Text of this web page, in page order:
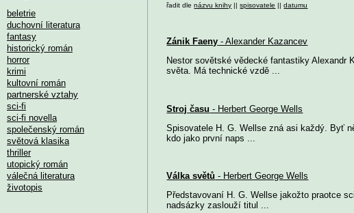
řadit dlenázvu knihy ||spisovatele ||datumu
Zánik Faeny - Alexander Kazancev
Nestor sovětské vědecké fantastiky Alexandr
světa. Má technické vzdě ...
Stroj času - Herbert George Wells
Spisovatele H. G. Wellse zná asi každý. Byť
kdo jako první naps ...
Válka světů - Herbert George Wells
Představovaní H. G. Wellse jakožto praotce
nadsázky zaslouží titul ...
beletrie
duchovní literatura
fantasy
historický román
horror
krimi
kultovní román
partnerské vztahy
sci-fi
sci-fi novella
společenský román
světová klasika
thriller
utopický román
válečná literatura
životopis